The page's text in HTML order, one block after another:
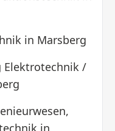
in Marsberg
Elektrotechnik /
in